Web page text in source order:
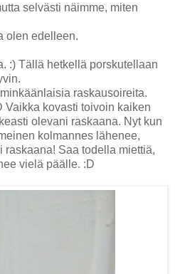
selvästi näimme, miten
olen edelleen.
:) Tällä hetkellä porskutellaan
raskausoireita.
Vaikka kovasti toivoin kaiken
olevani raskaana. Nyt kun
kolmannes lähenee,
Saa todella miettiä,
vielä päälle. :D